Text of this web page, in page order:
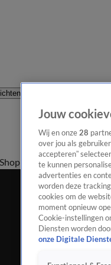
Shop Uitzending bijwonen
Jouw
Wij en onze 28
over jou als
accepteren”
te kunnen
advertenties en
worden deze
cookies om de
moment opnieuw
Cookie-instellingen
Diensten worden
onze Digitale